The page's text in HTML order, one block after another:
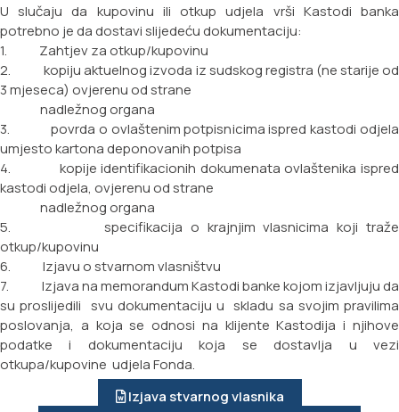
U slučaju da kupovinu ili otkup udjela vrši Kastodi banka
potrebno je da dostavi slijedeću dokumentaciju:
1. Zahtjev za otkup/kupovinu
2. kopiju aktuelnog izvoda iz sudskog registra (ne starije od
3 mjeseca) ovjerenu od strane
nadležnog organa
3. povrda o ovlaštenim potpisnicima ispred kastodi odjela
umjesto kartona deponovanih potpisa
4. kopije identifikacionih dokumenata ovlaštenika ispred
kastodi odjela, ovjerenu od strane
nadležnog organa
5. specifikacija o krajnjim vlasnicima koji traže
otkup/kupovinu
6. Izjavu o stvarnom vlasništvu
7. Izjava na memorandum Kastodi banke kojom izjavljuju da
su proslijedili svu dokumentaciju u skladu sa svojim pravilima
poslovanja, a koja se odnosi na klijente Kastodija i njihove
podatke i dokumentaciju koja se dostavlja u vezi
otkupa/kupovine udjela Fonda.
Izjava stvarnog vlasnika